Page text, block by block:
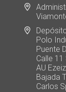
Viamonte
Polo
Puente
Calle 11
AU
Bajada
Carlos